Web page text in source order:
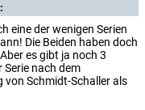
eine der wenigen Serien
Die Beiden haben doch
es gibt ja noch 3
Serie nach dem
Schmidt-Schaller als